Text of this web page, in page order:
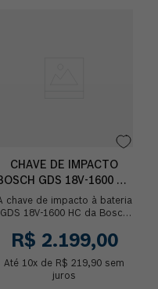
CHAVE DE IMPACTO
GDS 18V-1600 HC
SEM BATERIA
chave de impacto à bateria
GDS 18V-1600 HC da Bosch
incomparável em cada uso,
graças à tecnologia BIT...
R$ 2.199,00
Até 10x de R$ 219,90 sem
juros